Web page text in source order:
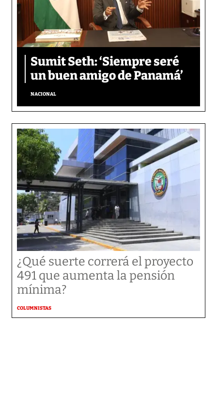
Sumit Seth: ‘Siempre seré
un buen amigo de Panamá’
NACIONAL
¿Qué suerte correrá el proyecto
491 que aumenta la pensión
mínima?
COLUMNISTAS